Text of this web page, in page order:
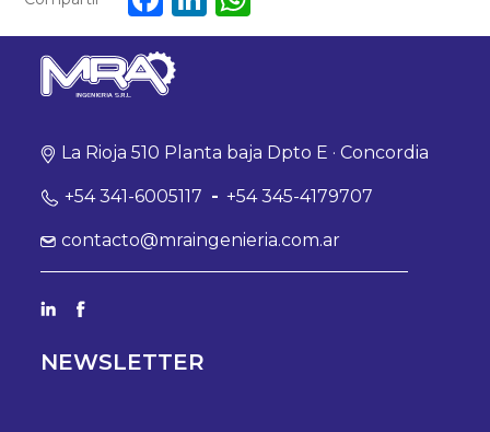
La Rioja 510 Planta baja Dpto E · Concordia
+54 341-6005117 - +54 345-4179707
contacto@mraingenieria.com.ar
NEWSLETTER